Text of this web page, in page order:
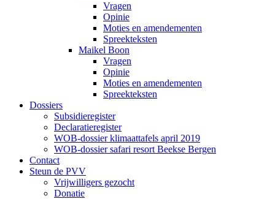
Vragen
Opinie
Moties en amendementen
Spreekteksten
Maikel Boon
Vragen
Opinie
Moties en amendementen
Spreekteksten
Dossiers
Subsidieregister
Declaratieregister
WOB-dossier klimaattafels april 2019
WOB-dossier safari resort Beekse Bergen
Contact
Steun de PVV
Vrijwilligers gezocht
Donatie